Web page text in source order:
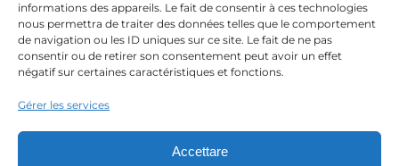
informations des appareils. Le fait de consentir à ces technologies
nous permettra de traiter des données telles que le comportement
de navigation ou les ID uniques sur ce site. Le fait de ne pas
consentir ou de retirer son consentement peut avoir un effet
négatif sur certaines caractéristiques et fonctions.
Gérer les services
Accettare
Albergo Le Lodge des Îles d'Or
+33 (0)4 94 41 38 38
Aperto da marzo a novembre